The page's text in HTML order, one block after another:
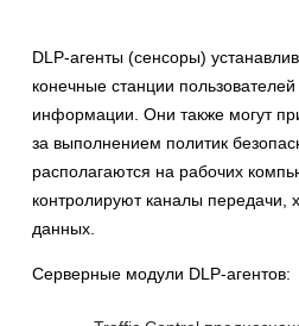
DLP-агенты (сенсоры)
конечные станции
информации. Они также могут
за выполнением политик
располагаются на рабочих
контролируют каналы передачи,
данных.
Серверные модули DLP-агентов: